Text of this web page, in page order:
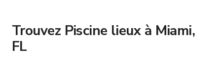
Trouvez Piscine lieux à Miami,
FL